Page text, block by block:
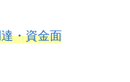
・資金面